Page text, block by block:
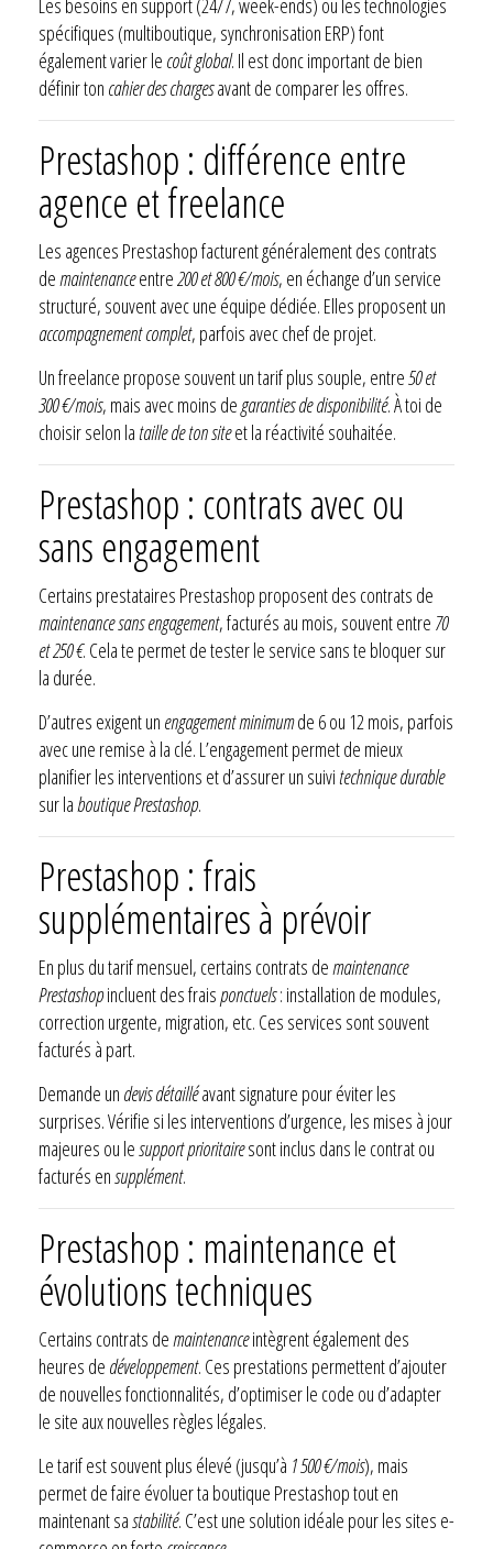
spécifiques (multiboutique, synchronisation ERP) font
également varier le coût global. Il est donc important de bien
définir ton cahier des chargesavant de comparer les offres.
Prestashop : différence entre
agence et freelance
Les agences Prestashop facturent généralement des contrats
de maintenanceentre200 et 800 €/mois, en échange d’un service
structuré, souvent avec une équipe dédiée. Elles proposent un
accompagnement complet, parfois avec chef de projet.
Un freelance propose souvent un tarif plus souple, entre50 et
300 €/mois, mais avec moins de garanties de disponibilité. À toi de
choisir selon lataille de ton siteet la réactivité souhaitée.
Prestashop : contrats avec ou
sans engagement
Certains prestataires Prestashop proposent des contrats de
maintenance sans engagement, facturés au mois, souvent entre 70
et 250 €. Cela te permet de tester le service sans te bloquer sur
la durée.
D’autres exigent un engagement minimumde 6 ou 12 mois, parfois
avec une remise à la clé. L’engagement permet de mieux
planifier les interventions et d’assurer un suivitechnique durable
sur la boutique Prestashop.
Prestashop : frais
supplémentaires à prévoir
En plus du tarif mensuel, certains contrats de maintenance
Prestashopincluent des fraisponctuels: installation de modules,
correction urgente, migration, etc. Ces services sont souvent
facturés à part.
Demande un devis détailléavant signature pour éviter les
surprises. Vérifie si les interventions d’urgence, les mises à jour
majeures ou lesupport prioritairesont inclus dans le contrat ou
facturés ensupplément.
Prestashop : maintenance et
évolutions techniques
Certains contrats de maintenanceintègrent également des
heures de développement. Ces prestations permettent d’ajouter
de nouvelles fonctionnalités, d’optimiser le code ou d’adapter
le site aux nouvelles règles légales.
Le tarif est souvent plus élevé (jusqu’à 1 500 €/mois), mais
permet de faire évoluer ta boutique Prestashop tout en
maintenant sastabilité. C’est une solution idéale pour les sites e-